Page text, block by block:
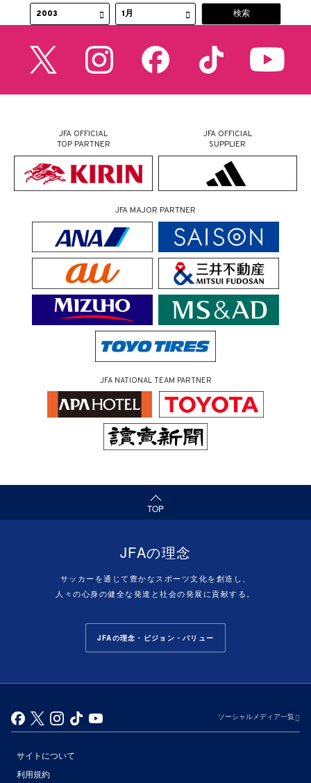
JFA OFFICIAL
TOP PARTNER
JFA OFFICIAL
SUPPLIER
JFA MAJOR PARTNER
JFA NATIONAL TEAM PARTNER
TOP
（ページの先頭へ）
JFAの理念
サッカーを通じて豊かなスポーツ文化を創造し、
人々の心身の健全な発達と社会の発展に貢献する。
JFAの理念・ビジョン・バリュー
ソーシャルメディア一覧
サイトについて
利用規約